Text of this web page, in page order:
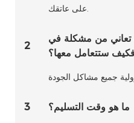
على عاتقك.
2
تعاني من مشكلة في
فكيف ستتعامل معها؟
3 ما هو وقت التسليم؟